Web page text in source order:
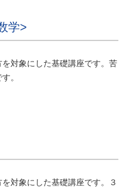
学>
対象にした基礎講座です。苦
。
対象にした基礎講座です。３